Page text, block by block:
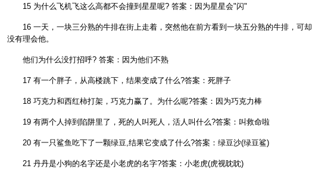
15 为什么飞机飞这么高都不会撞到星星呢? 答案：因为星星会"闪"
16 一天，一块三分熟的牛排在街上走着，突然他在前方看到一块五分熟的牛排，可却
没有理会他。
他们为什么没打招呼? 答案：因为他们不熟
17 有一个胖子，从高楼跳下，结果变成了什么?答案：死胖子
18 巧克力和西红柿打架，巧克力赢了。为什么呢?答案：因为巧克力棒
19 有两个人掉到陷阱里了，死的人叫死人，活人叫什么?答案：叫救命啦
20 有一只鲨鱼吃下了一颗绿豆,结果它变成了什么?答案：绿豆沙(绿豆鲨)
21 丹丹是小狗的名字还是小老虎的名字?答案：小老虎(虎视眈眈)